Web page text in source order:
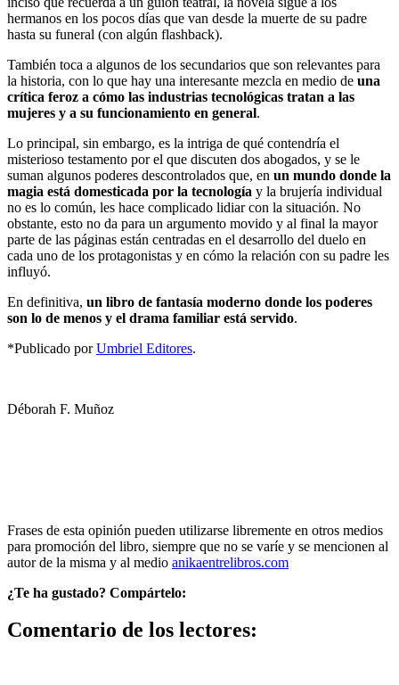
hermanos en los pocos días que van desde la muerte de su padre
hasta su funeral (con algún flashback).
También toca a algunos de los secundarios que son relevantes para
la historia, con lo que hay una interesante mezcla en medio de una
crítica feroz a cómo las industrias tecnológicas tratan a las
mujeres y a su funcionamiento en general.
Lo principal, sin embargo, es la intriga de qué contendría el
misterioso testamento por el que discuten dos abogados, y se le
suman algunos poderes descontrolados que, en un mundo donde la
magia está domesticada por la tecnología y la brujería individual
no es lo común, les hace complicado lidiar con la situación. No
obstante, esto no da para un argumento movido y al final la mayor
parte de las páginas están centradas en el desarrollo del duelo en
cada uno de los protagonistas y en cómo la relación con su padre les
influyó.
En definitiva, un libro de fantasía moderno donde los poderes
son lo de menos y el drama familiar está servido.
*Publicado porUmbriel Editores.
Déborah F. Muñoz
Frases de esta opinión pueden utilizarse libremente en otros medios
para promoción del libro, siempre que no se varíe y se mencionen al
autor de la misma y al medio anikaentrelibros.com
¿Te ha gustado? Compártelo:
Comentario de los lectores: